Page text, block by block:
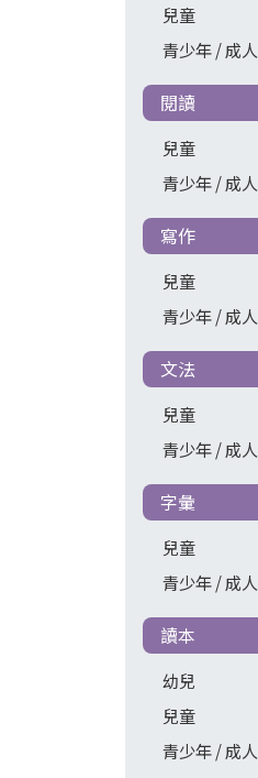
兒童
青少年 / 成人
閱讀
兒童
青少年 / 成人
寫作
兒童
青少年 / 成人
文法
兒童
青少年 / 成人
字彙
兒童
青少年 / 成人
讀本
幼兒
兒童
青少年 / 成人